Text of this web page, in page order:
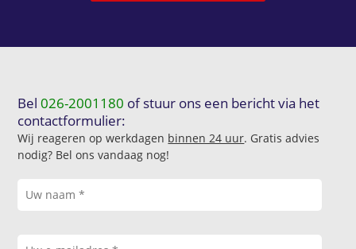
Bel026-2001180 of stuur ons een bericht via het
contactformulier:
Wij reageren op werkdagen binnen 24 uur. Gratis advies
nodig? Bel ons vandaag nog!